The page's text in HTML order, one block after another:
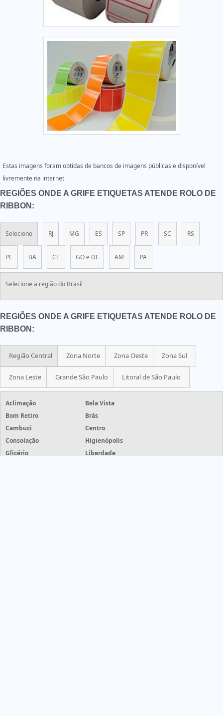
Estas imagens foram obtidas de bancos de imagens públicas e disponível
livremente na internet
REGIÕES ONDE A GRIFE ETIQUETAS ATENDE ROLO DE
RIBBON:
Selecione RJ MG ES SP PR SC RS
PE BA CE GO e DF AM PA
Selecione a região do Brasil
REGIÕES ONDE A GRIFE ETIQUETAS ATENDE ROLO DE
RIBBON:
Região Central Zona Norte Zona Oeste Zona Sul
Zona Leste Grande São Paulo Litoral de São Paulo
Aclimação
Bela Vista
Bom Retiro
Brás
Cambuci
Centro
Consolação
Higienópolis
Glicério
Liberdade